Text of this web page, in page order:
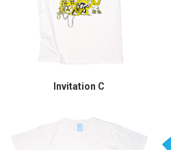
Invitation C